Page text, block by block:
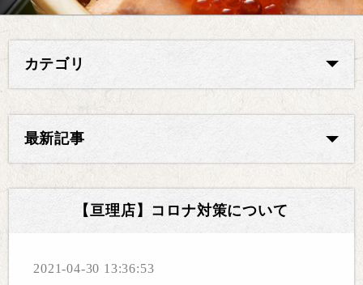
カテゴリ
最新記事
【亘理店】コロナ対策について
2021-04-30 13:36:53